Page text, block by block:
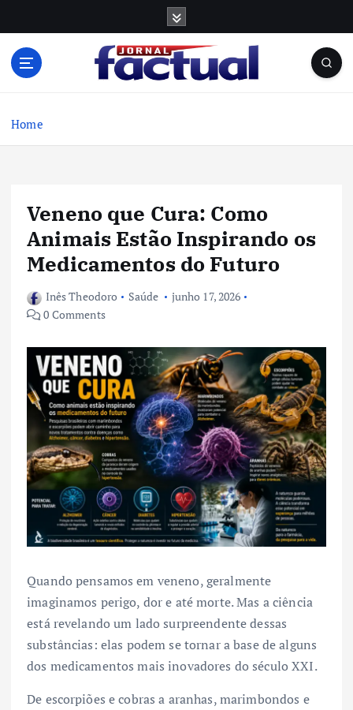
Home
Veneno que Cura: Como
Animais Estão Inspirando os
Medicamentos do Futuro
Inês Theodoro Saúde
junho 17, 2026
0 Comments
Quando pensamos em veneno, geralmente
imaginamos perigo, dor e até morte. Mas a ciência
está revelando um lado surpreendente dessas
substâncias: elas podem se tornar a base de alguns
dos medicamentos mais inovadores do século XXI.
De escorpiões e cobras a aranhas, marimbondos e